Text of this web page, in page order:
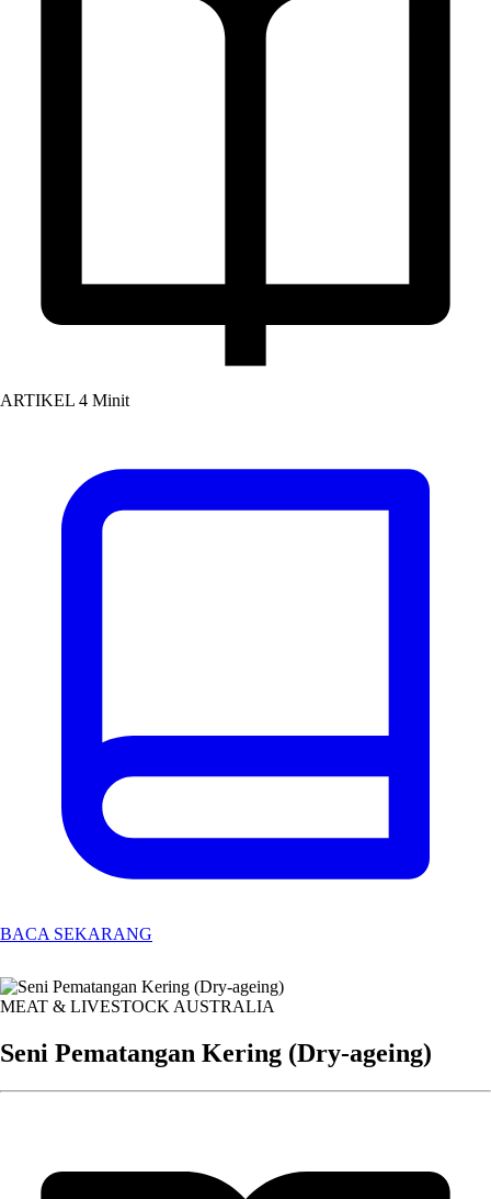
ARTIKEL 4 Minit
BACA SEKARANG
MEAT & LIVESTOCK AUSTRALIA
Seni Pematangan Kering (Dry-ageing)